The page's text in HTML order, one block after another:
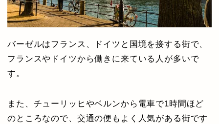
バーゼルはフランス、ドイツと国境を接する街で、
フランスやドイツから働きに来ている人が多いで
す。
また、チューリッヒやベルンから電車で1時間ほど
のところなので、交通の便もよく人気がある街です